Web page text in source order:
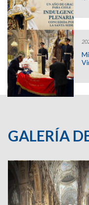
GALERÍA